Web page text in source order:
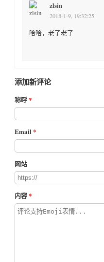
zlsin
2018-1-9, 19:32:25
哈哈，老了老了
添加新评论
称呼
Email
网站
内容